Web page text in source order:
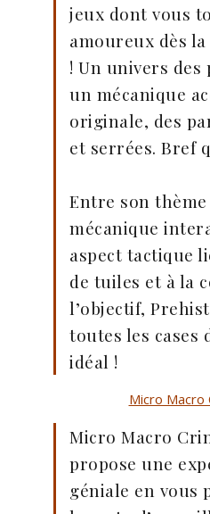
jeux dont vous
amoureux dès
! Un univers
un mécanique
originale, des
et serrées. Bref
Entre son
mécanique
aspect tactique
de tuiles et à la
l’objectif,
toutes les cases
idéal !
Micro Macro
Micro Macro
propose une
géniale en vous